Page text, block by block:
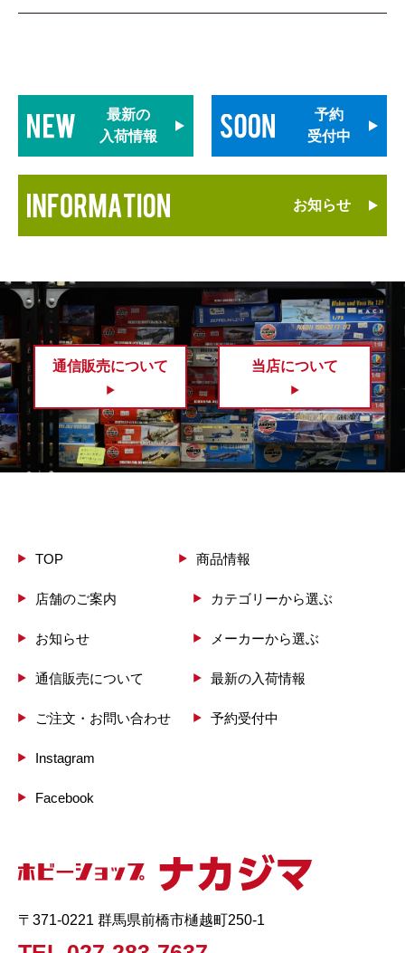
最新の
入荷情報
予約
受付中
お知らせ
通信販売について 当店について
TOP
店舗のご案内
お知らせ
通信販売について
ご注文・お問い合わせ
Instagram
Facebook
商品情報
カテゴリーから選ぶ
メーカーから選ぶ
最新の入荷情報
予約受付中
〒371-0221 群馬県前橋市樋越町250-1